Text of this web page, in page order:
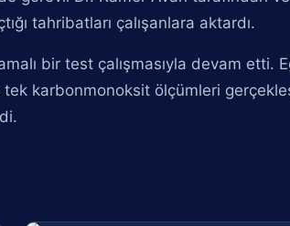
tahribatları çalışanlara aktardı.
bir test çalışmasıyla devam etti.
tek karbonmonoksit ölçümleri